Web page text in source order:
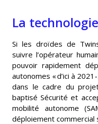
La
Si les droïdes de
suivre l’opérateur
pouvoir rapidement
autonomes « d’ici à
dans le cadre du
baptisé Sécurité et
mobilité autonome
déploiement